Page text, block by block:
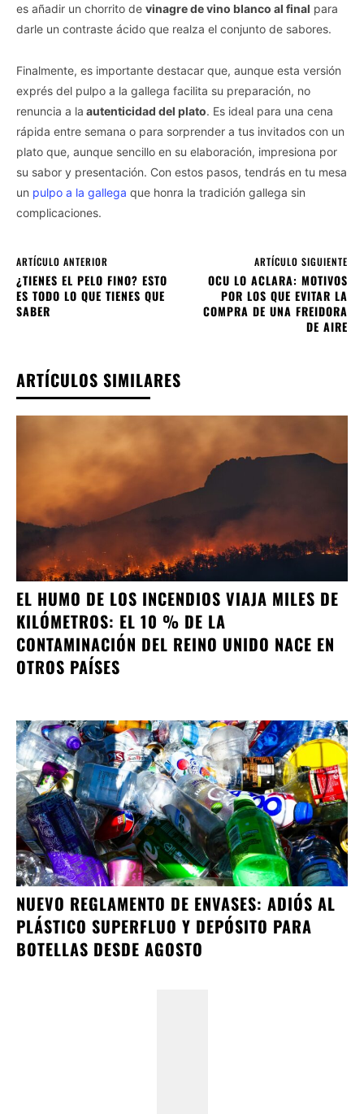
es añadir un chorrito de vinagre de vino blanco al final para
darle un contraste ácido que realza el conjunto de sabores.
Finalmente, es importante destacar que, aunque esta versión
exprés del pulpo a la gallega facilita su preparación, no
renuncia a la autenticidad del plato. Es ideal para una cena
rápida entre semana o para sorprender a tus invitados con un
plato que, aunque sencillo en su elaboración, impresiona por
su sabor y presentación. Con estos pasos, tendrás en tu mesa
un pulpo a la gallega que honra la tradición gallega sin
complicaciones.
ARTÍCULO ANTERIOR
¿TIENES EL PELO FINO? ESTO
ES TODO LO QUE TIENES QUE
SABER
ARTÍCULO SIGUIENTE
OCU LO ACLARA: MOTIVOS
POR LOS QUE EVITAR LA
COMPRA DE UNA FREIDORA
DE AIRE
ARTÍCULOS SIMILARES
EL HUMO DE LOS INCENDIOS VIAJA MILES DE
KILÓMETROS: EL 10 % DE LA
CONTAMINACIÓN DEL REINO UNIDO NACE EN
OTROS PAÍSES
NUEVO REGLAMENTO DE ENVASES: ADIÓS AL
PLÁSTICO SUPERFLUO Y DEPÓSITO PARA
BOTELLAS DESDE AGOSTO